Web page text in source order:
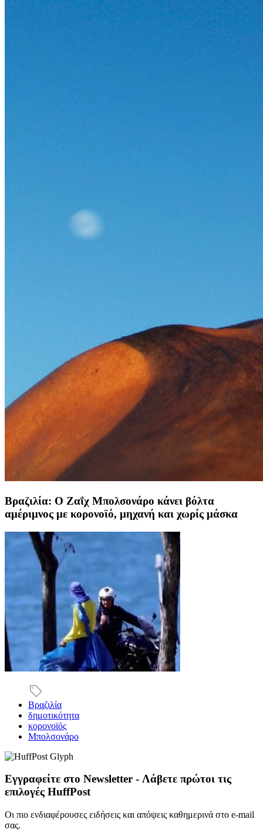
Βραζιλία: Ο Ζαΐχ Μπολσονάρο κάνει βόλτα
αμέριμνος με κορονοϊό, μηχανή και χωρίς μάσκα
Βραζιλία
δημοτικότητα
κορονοϊός
Μπολσονάρο
Εγγραφείτε στο Newsletter - Λάβετε πρώτοι τις
επιλογές HuffPost
Οι πιο ενδιαφέρουσες ειδήσεις και απόψεις καθημερινά στο e-mail
σας.